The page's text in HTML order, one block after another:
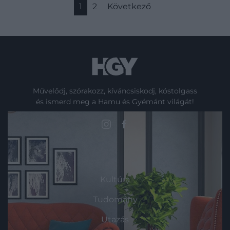
1 2 Következő
Művelődj, szórakozz, kíváncsiskodj, kóstolgass
és ismerd meg a Hamu és Gyémánt világát!
Kultúra
Tudomány
Utazás